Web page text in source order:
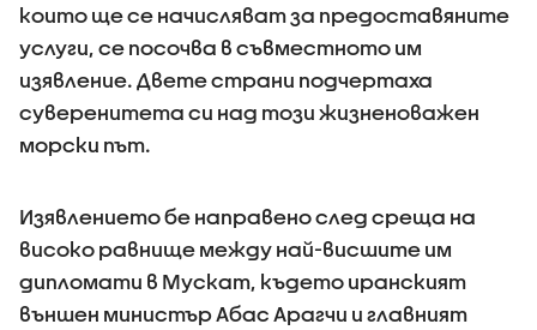
които ще се начисляват за предоставяните
услуги, се посочва в съвместното им
изявление. Двете страни подчертаха
суверенитета си над този жизненоважен
морски път.
Изявлението бе направено след среща на
високо равнище между най-висшите им
дипломати в Мускат, където иранският
външен министър Абас Арагчи и главният